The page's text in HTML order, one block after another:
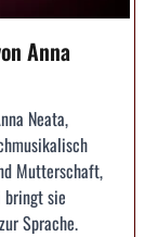
Anna
Neata,
Mutterschaft,
bringt sie
Sprache.